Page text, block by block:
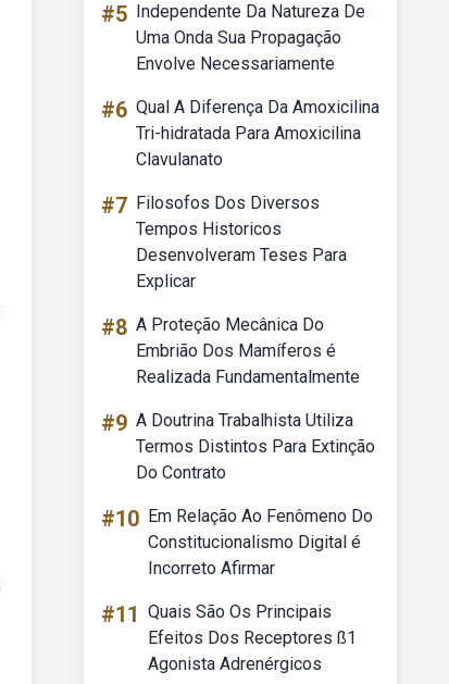
#5 Independente Da Natureza De
Uma Onda Sua Propagação
Envolve Necessariamente
#6 Qual A Diferença Da Amoxicilina
Tri-hidratada Para Amoxicilina
Clavulanato
#7 Filosofos Dos Diversos
Tempos Historicos
Desenvolveram Teses Para
Explicar
#8 A Proteção Mecânica Do
Embrião Dos Mamíferos é
Realizada Fundamentalmente
#9 A Doutrina Trabalhista Utiliza
Termos Distintos Para Extinção
Do Contrato
#10 Em Relação Ao Fenômeno Do
Constitucionalismo Digital é
Incorreto Afirmar
#11 Quais São Os Principais
Efeitos Dos Receptores ß1
Agonista Adrenérgicos